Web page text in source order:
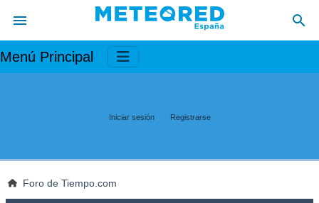
Menú Principal
Iniciar sesión Registrarse
Foro de Tiempo.com